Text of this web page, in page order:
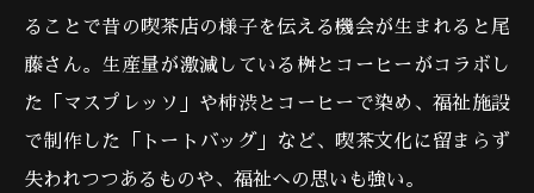
ることで昔の喫茶店の様子を伝える機会が生まれると尾
藤さん。生産量が激減している桝とコーヒーがコラボし
た「マスプレッソ」や柿渋とコーヒーで染め、福祉施設
で制作した「トートバッグ」など、喫茶文化に留まらず
失われつつあるものや、福祉への思いも強い。